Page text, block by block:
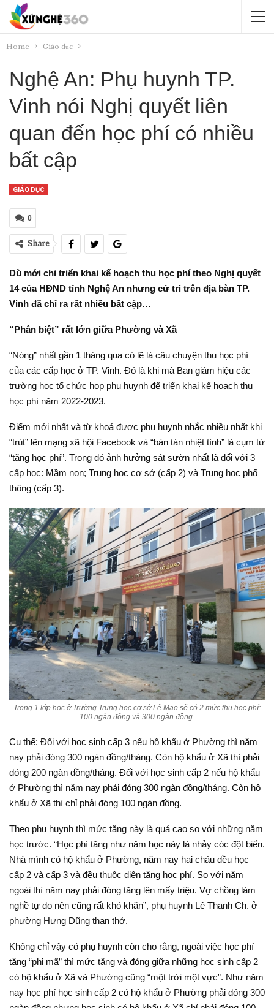
Home Giáo dục
Nghệ An: Phụ huynh TP.
Vinh nói Nghị quyết liên
quan đến học phí có nhiều
bất cập
GIÁO DỤC
0
Share
Dù mới chỉ triển khai kế hoạch thu học phí theo Nghị quyết
14 của HĐND tỉnh Nghệ An nhưng cử tri trên địa bàn TP.
Vinh đã chỉ ra rất nhiều bất cập…
“Phân biệt” rất lớn giữa Phường và Xã
“Nóng” nhất gần 1 tháng qua có lẽ là câu chuyện thu học phí
của các cấp học ở TP. Vinh. Đó là khi mà Ban giám hiệu các
trường học tổ chức họp phụ huynh để triển khai kế hoạch thu
học phí năm 2022-2023.
Điểm mới nhất và từ khoá được phụ huynh nhắc nhiều nhất khi
“trút” lên mạng xã hội Facebook và “bàn tán nhiệt tình” là cụm từ
“tăng học phí”. Trong đó ảnh hưởng sát sườn nhất là đối với 3
cấp học: Mầm non; Trung học cơ sở (cấp 2) và Trung học phổ
thông (cấp 3).
Trong 1 lớp học ở Trường Trung học cơ sở Lê Mao sẽ có 2 mức thu học phí:
100 ngàn đồng và 300 ngàn đồng.
Cụ thể: Đối với học sinh cấp 3 nếu hộ khẩu ở Phường thì năm
nay phải đóng 300 ngàn đồng/tháng. Còn hộ khẩu ở Xã thì phải
đóng 200 ngàn đồng/tháng. Đối với học sinh cấp 2 nếu hộ khẩu
ở Phường thì năm nay phải đóng 300 ngàn đồng/tháng. Còn hộ
khẩu ở Xã thì chỉ phải đóng 100 ngàn đồng.
Theo phụ huynh thì mức tăng này là quá cao so với những năm
học trước. “Học phí tăng như năm học này là nhảy cóc đột biến.
Nhà mình có hộ khẩu ở Phường, năm nay hai cháu đều học
cấp 2 và cấp 3 và đều thuộc diện tăng học phí. So với năm
ngoái thì năm nay phải đóng tăng lên mấy triệu. Vợ chồng làm
nghề tự do nên cũng rất khó khăn”, phụ huynh Lê Thanh Ch. ở
phường Hưng Dũng than thở.
Không chỉ vậy có phụ huynh còn cho rằng, ngoài việc học phí
tăng “phi mã” thì mức tăng và đóng giữa những học sinh cấp 2
có hộ khẩu ở Xã và Phường cũng “một trời một vực”. Như năm
nay học phí học sinh cấp 2 có hộ khẩu ở Phường phải đóng 300